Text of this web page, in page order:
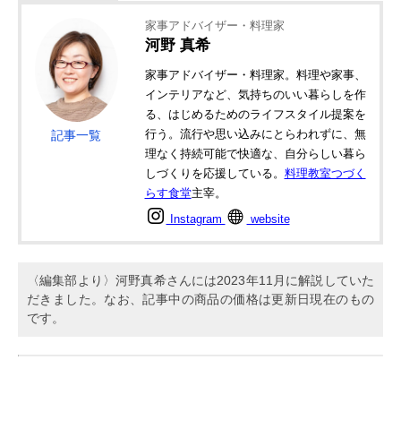
記事一覧
家事アドバイザー・料理家
河野 真希
家事アドバイザー・料理家。料理や家事、
インテリアなど、気持ちのいい暮らしを作
る、はじめるためのライフスタイル提案を
行う。流行や思い込みにとらわれずに、無
理なく持続可能で快適な、自分らしい暮ら
しづくりを応援している。 料理教室つづく
らす食堂主宰。
Instagram website
〈編集部より〉河野真希さんには2023年11月に解説していた
だきました。なお、記事中の商品の価格は更新日現在のもの
です。